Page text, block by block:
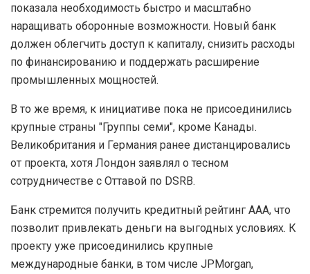
показала необходимость быстро и масштабно
наращивать оборонные возможности. Новый банк
должен облегчить доступ к капиталу, снизить расходы
по финансированию и поддержать расширение
промышленных мощностей.
В то же время, к инициативе пока не присоединились
крупные страны "Группы семи", кроме Канады.
Великобритания и Германия ранее дистанцировались
от проекта, хотя Лондон заявлял о тесном
сотрудничестве с Оттавой по DSRB.
Банк стремится получить кредитный рейтинг ААА, что
позволит привлекать деньги на выгодных условиях. К
проекту уже присоединились крупные
международные банки, в том числе JPMorgan,